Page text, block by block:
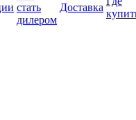
стать
дилером
Доставка